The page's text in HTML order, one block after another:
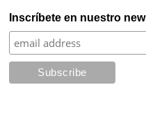
Inscríbete en nuestro